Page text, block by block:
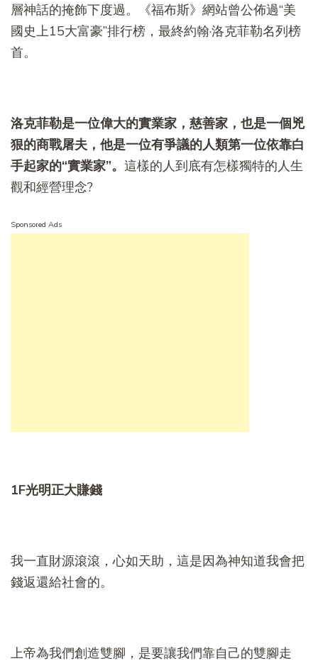
層神話的掩飾下度過。《福布斯》網站曾公佈過“美
國史上15大富豪”排行榜，最終約翰·洛克菲勒名列榜
首。
洛克菲勒是一位偉大的實業家，慈善家，也是一個兇
狠的商戰屠夫，他是一位有爭議的人類第一位依靠白
手起家的“實業家”。 這樣的人到底有怎樣獨特的人生
觀和經營理念?
Sponsored Ads
1F光明正大賺錢
我一直財源滾滾，心如天助，這是因為神知道我會把
錢返還給社會的。
上帝為我們創造雙腳，是要讓我們靠自己的雙腳走